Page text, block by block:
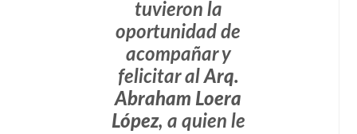
tuvieron la
oportunidad de
acompañar y
felicitar alArq.
Abraham Loera
López, a quien le